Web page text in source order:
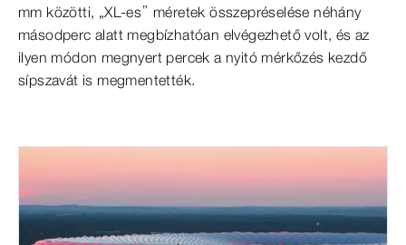
mm közötti, „XL-es” méretek összepréselése néhány
másodperc alatt megbízhatóan elvégezhető volt, és az
ilyen módon megnyert percek a nyitó mérkőzés kezdő
sípszavát is megmentették.